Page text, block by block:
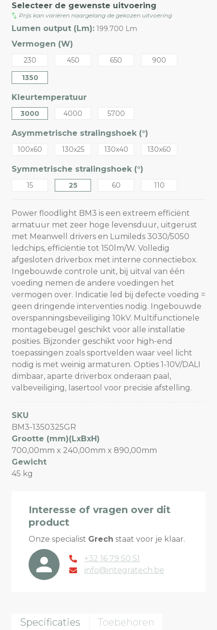
Selecteer de gewenste uitvoering
Prijs kan variëren naargelang de gekozen uitvoering
Lumen output (Lm): 199.700 Lm
Vermogen (W)
230 450 650
900
1350
Kleurtemperatuur
3000 4000 5700
Asymmetrische stralingshoek (°)
100x60 130x25 130x40 130x60
Symmetrische stralingshoek (°)
15 25 60 110
Power floodlight BM3 is een extreem efficiënt
armatuur met zeer hoge levensduur, uitgerust
met Meanwell drivers en Lumileds 3030/5050
ledchips, efficiëntie tot 150lm/W. Volledig
afgesloten driverbox met interne connectiebox.
Ingebouwde controle unit, bij uitval van één
voeding nemen de andere voedingen het
vermogen over. Indicatie led bij defecte voeding =
geen dringende interventies nodig. Ingebouwde
overspanningsbeveiliging 10kV. Multifunctionele
montagebeugel geschikt voor alle installatie
posities. Bijzonder geschikt voor high-end
toepassingen zoals sportvelden waar veel licht
nodig is met weinig armaturen. Opties 1-10V/DALI
dimbaar, aparte driverbox onderaan paal,
valbeveiliging, lasertool voor precisie afstelling.
SKU
BM3-1350325GR
Grootte (mm)(LxBxH)
700,00mm x 240,00mm x 890,00mm
Gewicht
45 kg
Interesse of vragen over dit
product
Onze specialist Grech staat voor je klaar.
+32 16 79 50 51
info@integratech.be
Specificaties Toebehoren